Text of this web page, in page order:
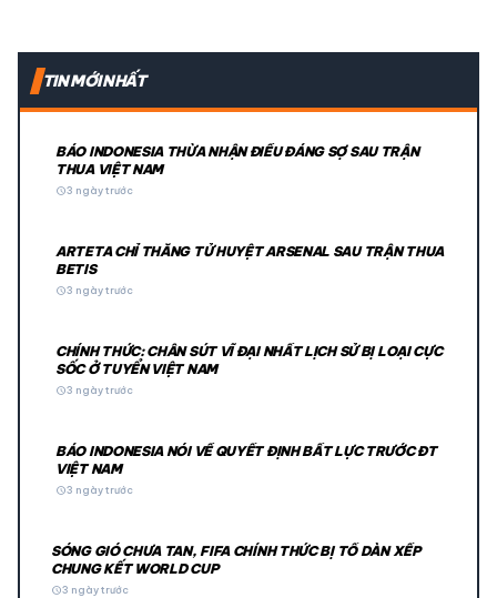
TIN MỚI NHẤT
BÁO INDONESIA THỪA NHẬN ĐIỀU ĐÁNG SỢ SAU TRẬN
THUA VIỆT NAM
schedule3 ngày trước
ARTETA CHỈ THẲNG TỬ HUYỆT ARSENAL SAU TRẬN THUA
BETIS
schedule3 ngày trước
CHÍNH THỨC: CHÂN SÚT VĨ ĐẠI NHẤT LỊCH SỬ BỊ LOẠI CỰC
SỐC Ở TUYỂN VIỆT NAM
schedule3 ngày trước
BÁO INDONESIA NÓI VỀ QUYẾT ĐỊNH BẤT LỰC TRƯỚC ĐT
VIỆT NAM
schedule3 ngày trước
SÓNG GIÓ CHƯA TAN, FIFA CHÍNH THỨC BỊ TỐ DÀN XẾP
CHUNG KẾT WORLD CUP
schedule3 ngày trước